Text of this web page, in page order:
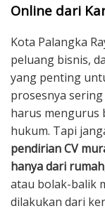
Online dari
Kota Palangka
peluang bisnis,
yang penting
prosesnya
harus mengurus
hukum. Tapi
pendirian CV
hanya dari rumah
atau bolak-balik
dilakukan dari